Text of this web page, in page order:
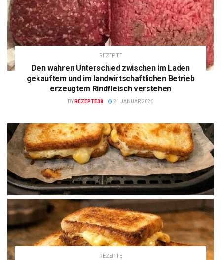
REZEPTE
Den wahren Unterschied zwischen im Laden
gekauftem und im landwirtschaftlichen Betrieb
erzeugtem Rindfleisch verstehen
BY REZEPTE38 21 JANUAR 2026
REZEPTE